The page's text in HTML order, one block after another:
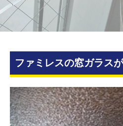
ファミレスの窓ガラス